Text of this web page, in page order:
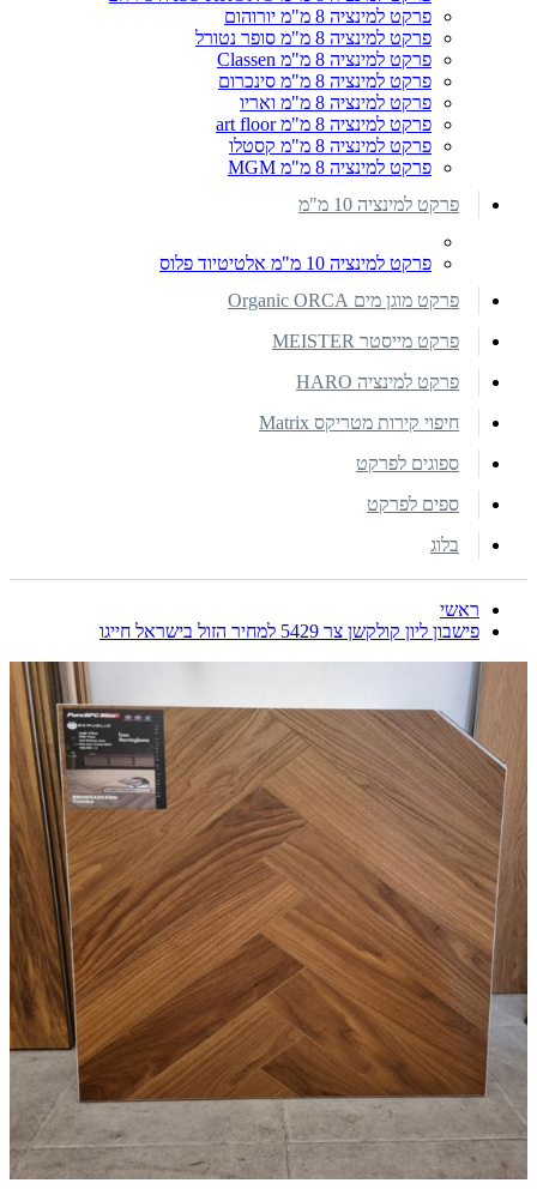
פרקט למינציה 8 מ"מ יורוהום
פרקט למינציה 8 מ"מ סופר נטורל
פרקט למינציה 8 מ"מ Classen
פרקט למינציה 8 מ"מ סינכרום
פרקט למינציה 8 מ"מ ואריו
פרקט למינציה 8 מ"מ art floor
פרקט למינציה 8 מ"מ קסטלו
פרקט למינציה 8 מ"מ MGM
פרקט למינציה 10 מ"מ
פרקט למינציה 10 מ"מ אלטיטיוד פלוס
פרקט מוגן מים Organic ORCA
פרקט מייסטר MEISTER
פרקט למינציה HARO
חיפוי קירות מטריקס Matrix
ספוגים לפרקט
ספים לפרקט
בלוג
ראשי
פישבון ליון קולקשן צר 5429 למחיר הזול בישראל חייגו